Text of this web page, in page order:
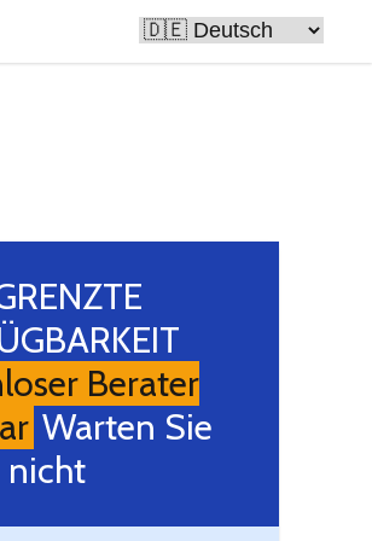
Berater
Warten Sie
nicht